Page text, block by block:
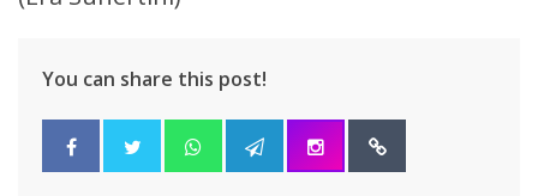
You can share this post!